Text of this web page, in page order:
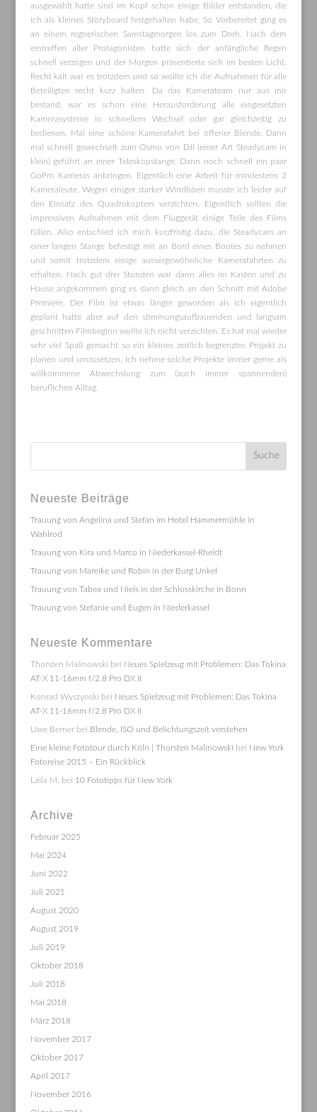
ausgewählt hatte sind im Kopf schon einige Bilder entstanden, die
ich als kleines Storyboard festgehalten habe. So Vorbereitet ging es
an einem regnerischen Samstagmorgen los zum Dreh. Nach dem
eintreffen aller Protagonisten hatte sich der anfängliche Regen
schnell verzogen und der Morgen präsentierte sich im besten Licht.
Recht kalt war es trotzdem und so wollte ich die Aufnahmen für alle
Beteiligten recht kurz halten. Da das Kamerateam nur aus mir
bestand, war es schon eine Herausforderung alle eingesetzten
Kamerasysteme in schnellem Wechsel oder gar gleichzeitig zu
bedienen. Mal eine schöne Kamerafahrt bei offener Blende. Dann
mal schnell gewechselt zum Osmo von DJI (einer Art Steadycam in
klein) geführt an einer Teleskopstange. Dann noch schnell ein paar
GoPro Kameras anbringen. Eigentlich eine Arbeit für mindestens 2
Kameraleute. Wegen einiger starker Windböen musste ich leider auf
den Einsatz des Quadrokopters verzichten. Eigentlich sollten die
impressiven Aufnahmen mit dem Fluggerät einige Teile des Films
füllen. Also entschied ich mich kurzfristig dazu, die Steadycam an
einer langen Stange befestigt mit an Bord eines Bootes zu nehmen
und somit trotzdem einige aussergewöhnliche Kamerafahrten zu
erhalten. Nach gut drei Stunden war dann alles im Kasten und zu
Hause angekommen ging es dann gleich an den Schnitt mit Adobe
Premiere. Der Film ist etwas länger geworden als ich eigentlich
geplant hatte aber auf den stimmungsaufbauenden und langsam
geschnitten Filmbeginn wollte ich nicht verzichten. Es hat mal wieder
sehr viel Spaß gemacht so ein kleines zeitlich begrenztes Projekt zu
planen und umzusetzen. Ich nehme solche Projekte immer gerne als
willkommene Abwechslung zum (auch immer spannenden)
beruflichen Alltag.
Neueste Beiträge
Trauung von Angelina und Stefan im Hotel Hammermühle in
Wahlrod
Trauung von Kira und Marco in Niederkassel-Rheidt
Trauung von Mareike und Robin in der Burg Unkel
Trauung von Tabea und Niels in der Schlosskirche in Bonn
Trauung von Stefanie und Eugen in Niederkassel
Neueste Kommentare
Thorsten Malinowski bei Neues Spielzeug mit Problemen: Das Tokina
AT-X 11-16mm f/2.8 Pro DX II
Konrad Wyszynski bei Neues Spielzeug mit Problemen: Das Tokina
AT-X 11-16mm f/2.8 Pro DX II
Uwe Bernerbei Blende, ISO und Belichtungszeit verstehen
Eine kleine Fototour durch Köln | Thorsten Malinowski bei New York
Fotoreise 2015 – Ein Rückblick
Laila M. bei 10 Fototipps für New York
Archive
Februar 2025
Mai 2024
Juni 2022
Juli 2021
August 2020
August 2019
Juli 2019
Oktober 2018
Juli 2018
Mai 2018
März 2018
November 2017
Oktober 2017
April 2017
November 2016